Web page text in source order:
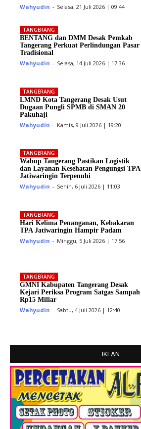
Wahyudin - Selasa, 21 Juli 2026 | 09:44
TANGERANG
BENTANG dan DMM Desak Pemkab
Tangerang Perkuat Perlindungan Pasar
Tradisional
Wahyudin - Selasa, 14 Juli 2026 | 17:36
TANGERANG
LMND Kota Tangerang Desak Usut
Dugaan Pungli SPMB di SMAN 20
Pakuhaji
Wahyudin - Kamis, 9 Juli 2026 | 19:20
TANGERANG
Wabup Tangerang Pastikan Logistik
dan Layanan Kesehatan Pengungsi TPA
Jatiwaringin Terpenuhi
Wahyudin - Senin, 6 Juli 2026 | 11:03
TANGERANG
Hari Kelima Penanganan, Kebakaran
TPA Jatiwaringin Hampir Padam
Wahyudin - Minggu, 5 Juli 2026 | 17:56
TANGERANG
GMNI Kabupaten Tangerang Desak
Kejari Periksa Program Satgas Sampah
Rp15 Miliar
Wahyudin - Sabtu, 4 Juli 2026 | 12:40
IKLAN